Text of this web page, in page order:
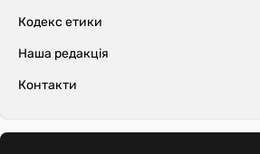
Кодекс етики
Наша редакція
Контакти